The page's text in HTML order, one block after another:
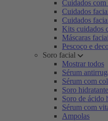
Cuidados
Cuidados
Cuidados
Kits cuidados
Máscaras
Pescoço e
Soro facial
Mostrar todos
Sérum
Sérum com
Soro hidratante
Soro de ácido
Sérum com
Ampolas